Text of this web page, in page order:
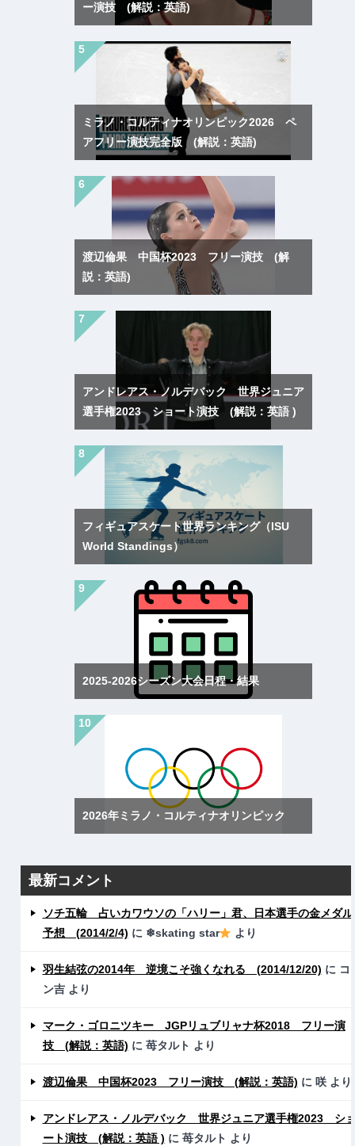
ー演技 (解説：英語)
ミラノ・コルティナオリンピック2026 ペ
アフリー演技完全版 (解説：英語)
渡辺倫果 中国杯2023 フリー演技 (解
説：英語)
アンドレアス・ノルデバック 世界ジュニア
選手権2023 ショート演技 (解説：英語 )
フィギュアスケート世界ランキング（ISU
World Standings）
2025-2026シーズン大会日程・結果
2026年ミラノ・コルティナオリンピック
最新コメント
ソチ五輪 占いカワウソの「ハリー」君、日本選手の金メダル
予想 (2014/2/4) に ❄skating star より
羽生結弦の2014年 逆境こそ強くなれる (2014/12/20) に コ
ン吉より
マーク・ゴロニツキー JGPリュブリャナ杯2018 フリー演
技 (解説：英語) に 苺タルト より
渡辺倫果 中国杯2023 フリー演技 (解説：英語) に 咲より
アンドレアス・ノルデバック 世界ジュニア選手権2023 シ
ート演技 (解説：英語 ) に 苺タルト より